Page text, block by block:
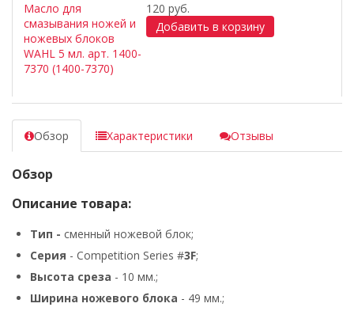
Масло для
смазывания ножей и
ножевых блоков
WAHL 5 мл. арт. 1400-
7370 (1400-7370)
120 руб.
Обзор Характеристики Отзывы
Обзор
Описание товара:
Тип - сменный ножевой блок;
Серия - Competition Series #3F;
Высота среза - 10 мм.;
Ширина ножевого блока - 49 мм.;